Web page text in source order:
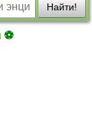
Найти!
⚽